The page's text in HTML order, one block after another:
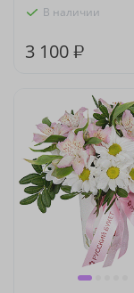
В наличии
3 100 ₽